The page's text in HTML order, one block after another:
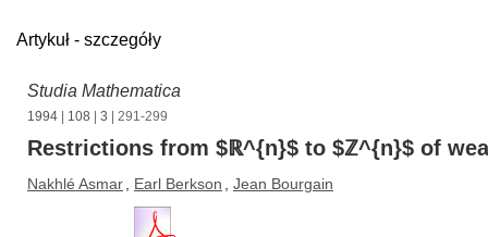
Artykuł - szczegóły
Studia Mathematica
1994 108 3 | 291-299
Restrictions from $ℝ^{n}$ to $ℤ^{n}$ of
Nakhlé Asmar Earl Berkson Jean Bourgain